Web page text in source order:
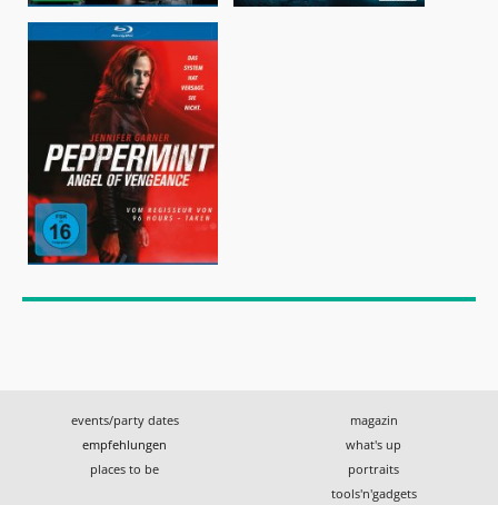
events/party dates
empfehlungen
places to be
magazin
what's up
portraits
tools'n'gadgets